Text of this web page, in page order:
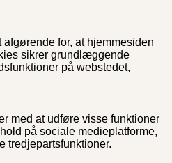
for, at hjemmesiden
sikrer grundlæggende
på webstedet,
med at udføre visse funktioner
på sociale medieplatforme,
tredjepartsfunktioner.